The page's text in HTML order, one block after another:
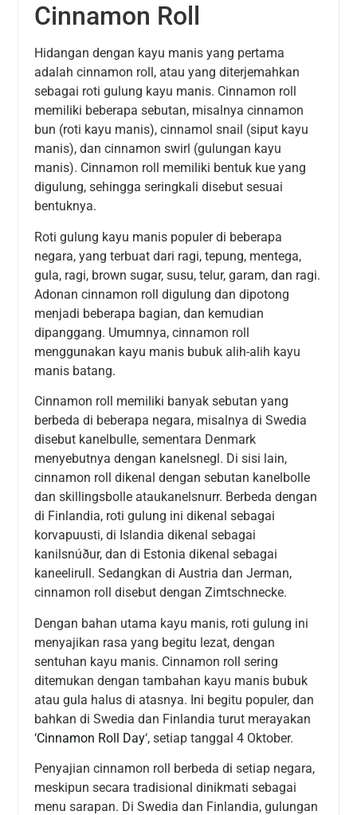
Cinnamon Roll
Hidangan dengan kayu manis yang pertama
adalah cinnamon roll, atau yang diterjemahkan
sebagai roti gulung kayu manis. Cinnamon roll
memiliki beberapa sebutan, misalnya cinnamon
bun (roti kayu manis), cinnamol snail (siput kayu
manis), dan cinnamon swirl (gulungan kayu
manis). Cinnamon roll memiliki bentuk kue yang
digulung, sehingga seringkali disebut sesuai
bentuknya.
Roti gulung kayu manis populer di beberapa
negara, yang terbuat dari ragi, tepung, mentega,
gula, ragi, brown sugar, susu, telur, garam, dan ragi.
Adonan cinnamon roll digulung dan dipotong
menjadi beberapa bagian, dan kemudian
dipanggang. Umumnya, cinnamon roll
menggunakan kayu manis bubuk alih-alih kayu
manis batang.
Cinnamon roll memiliki banyak sebutan yang
berbeda di beberapa negara, misalnya di Swedia
disebut kanelbulle, sementara Denmark
menyebutnya dengan kanelsnegl. Di sisi lain,
cinnamon roll dikenal dengan sebutan kanelbolle
dan skillingsbolle ataukanelsnurr. Berbeda dengan
di Finlandia, roti gulung ini dikenal sebagai
korvapuusti, di Islandia dikenal sebagai
kanilsnúður, dan di Estonia dikenal sebagai
kaneelirull. Sedangkan di Austria dan Jerman,
cinnamon roll disebut dengan Zimtschnecke.
Dengan bahan utama kayu manis, roti gulung ini
menyajikan rasa yang begitu lezat, dengan
sentuhan kayu manis. Cinnamon roll sering
ditemukan dengan tambahan kayu manis bubuk
atau gula halus di atasnya. Ini begitu populer, dan
bahkan di Swedia dan Finlandia turut merayakan
‘Cinnamon Roll Day‘, setiap tanggal 4 Oktober.
Penyajian cinnamon roll berbeda di setiap negara,
meskipun secara tradisional dinikmati sebagai
menu sarapan. Di Swedia dan Finlandia, gulungan